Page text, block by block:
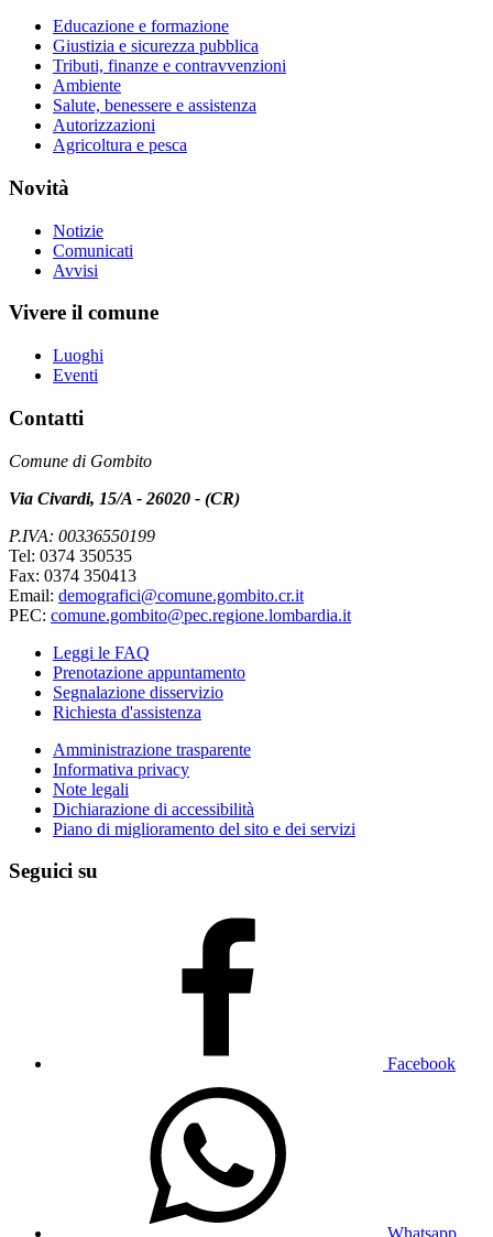
Educazione e formazione
Giustizia e sicurezza pubblica
Tributi, finanze e contravvenzioni
Ambiente
Salute, benessere e assistenza
Autorizzazioni
Agricoltura e pesca
Novità
Notizie
Comunicati
Avvisi
Vivere il comune
Luoghi
Eventi
Contatti
Comune di Gombito
Via Civardi, 15/A - 26020 - (CR)
P.IVA: 00336550199
Tel: 0374 350535
Fax: 0374 350413
Email: demografici@comune.gombito.cr.it
PEC: comune.gombito@pec.regione.lombardia.it
Leggi le FAQ
Prenotazione appuntamento
Segnalazione disservizio
Richiesta d'assistenza
Amministrazione trasparente
Informativa privacy
Note legali
Dichiarazione di accessibilità
Piano di miglioramento del sito e dei servizi
Seguici su
Facebook
Whatsapp